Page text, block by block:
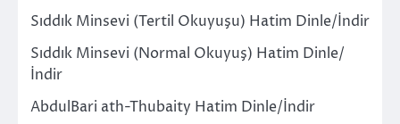
Sıddık Minsevi (Tertil Okuyuşu) Hatim Dinle/İndir
Sıddık Minsevi (Normal Okuyuş) Hatim Dinle/
İndir
AbdulBari ath-Thubaity Hatim Dinle/İndir